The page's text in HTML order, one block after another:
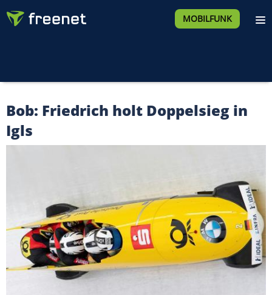
MOBILFUNK
Bob: Friedrich holt Doppelsieg in
Igls